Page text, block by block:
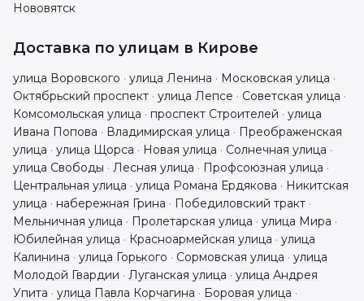
Нововятск
Доставка по улицам в Кирове
улица Воровского · улица Ленина · Московская улица ·
Октябрьский проспект · улица Лепсе · Советская улица ·
Комсомольская улица · проспект Строителей · улица
Ивана Попова · Владимирская улица · Преображенская
улица · улица Щорса · Новая улица · Солнечная улица ·
улица Свободы · Лесная улица · Профсоюзная улица ·
Центральная улица · улица Романа Ердякова · Никитская
улица · набережная Грина · Победиловский тракт ·
Мельничная улица · Пролетарская улица · улица Мира ·
Юбилейная улица · Красноармейская улица · улица
Калинина · улица Горького · Сормовская улица · улица
Молодой Гвардии · Луганская улица · улица Андрея
Упита · улица Павла Корчагина · Боровая улица ·